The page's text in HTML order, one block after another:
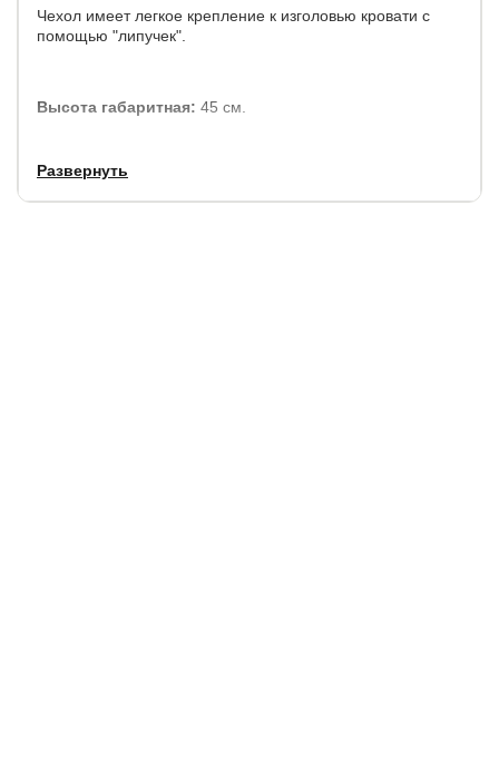
Чехол имеет легкое крепление к изголовью кровати с
помощью "липучек".
Высота габаритная: 45 см.
Гарантия:от 1.5 до 5 лет (в зависимости от выбранной
категории исполнения)
Развернуть